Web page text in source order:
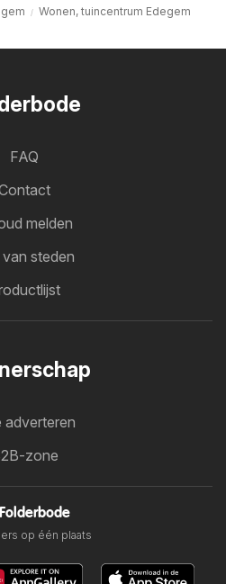
Wonen, tuincentrum Edegem
FAQ
melden
van steden
adverteren
zone
op één plaats